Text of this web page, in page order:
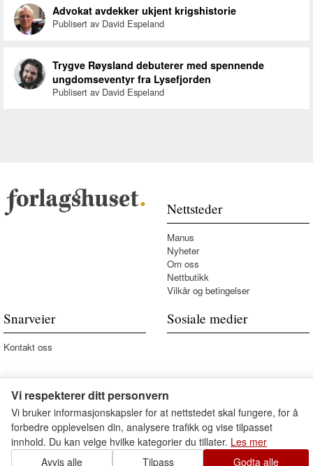
Advokat avdekker ukjent krigshistorie
Publisert av David Espeland
Trygve Røysland debuterer med spennende
ungdomseventyr fra Lysefjorden
Publisert av David Espeland
Nettsteder
Manus
Nyheter
Om oss
Nettbutikk
Vilkår og betingelser
Snarveier
Kontakt oss
Sosiale medier
Vi respekterer ditt personvern
Vi bruker informasjonskapsler for at nettstedet skal fungere, for å
forbedre opplevelsen din, analysere trafikk og vise tilpasset
innhold. Du kan velge hvilke kategorier du tillater. Les mer
Avvis alle
Tilpass Godta alle